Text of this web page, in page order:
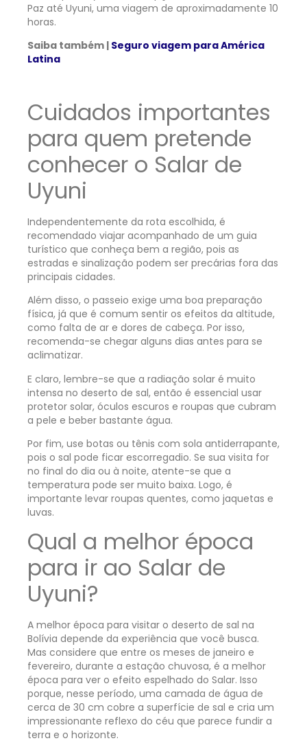
Paz até Uyuni, uma viagem de aproximadamente 10
horas.
Saiba também | Seguro viagem para América
Latina
Cuidados importantes
para quem pretende
conhecer o Salar de
Uyuni
Independentemente da rota escolhida, é
recomendado viajar acompanhado de um guia
turístico que conheça bem a região, pois as
estradas e sinalização podem ser precárias fora das
principais cidades.
Além disso, o passeio exige uma boa preparação
física, já que é comum sentir os efeitos da altitude,
como falta de ar e dores de cabeça. Por isso,
recomenda-se chegar alguns dias antes para se
aclimatizar.
E claro, lembre-se que a radiação solar é muito
intensa no deserto de sal, então é essencial usar
protetor solar, óculos escuros e roupas que cubram
a pele e beber bastante água.
Por fim, use botas ou tênis com sola antiderrapante,
pois o sal pode ficar escorregadio. Se sua visita for
no final do dia ou à noite, atente-se que a
temperatura pode ser muito baixa. Logo, é
importante levar roupas quentes, como jaquetas e
luvas.
Qual a melhor época
para ir ao Salar de
Uyuni?
A melhor época para visitar o deserto de sal na
Bolívia depende da experiência que você busca.
Mas considere que entre os meses de janeiro e
fevereiro, durante a estação chuvosa, é a melhor
época para ver o efeito espelhado do Salar. Isso
porque, nesse período, uma camada de água de
cerca de 30 cm cobre a superfície de sal e cria um
impressionante reflexo do céu que parece fundir a
terra e o horizonte.